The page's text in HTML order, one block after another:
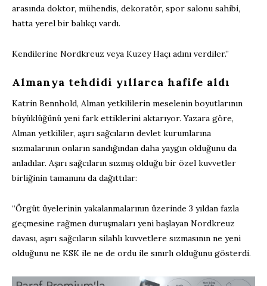
arasında doktor, mühendis, dekoratör, spor salonu sahibi,
hatta yerel bir balıkçı vardı.
Kendilerine Nordkreuz veya Kuzey Haçı adını verdiler.”
Almanya tehdidi yıllarca hafife aldı
Katrin Bennhold, Alman yetkililerin meselenin boyutlarının
büyüklüğünü yeni fark ettiklerini aktarıyor. Yazara göre,
Alman yetkililer, aşırı sağcıların devlet kurumlarına
sızmalarının onların sandığından daha yaygın olduğunu da
anladılar. Aşırı sağcıların sızmış olduğu bir özel kuvvetler
birliğinin tamamını da dağıttılar:
“Örgüt üyelerinin yakalanmalarının üzerinde 3 yıldan fazla
geçmesine rağmen duruşmaları yeni başlayan Nordkreuz
davası, aşırı sağcıların silahlı kuvvetlere sızmasının ne yeni
olduğunu ne KSK ile ne de ordu ile sınırlı olduğunu gösterdi.